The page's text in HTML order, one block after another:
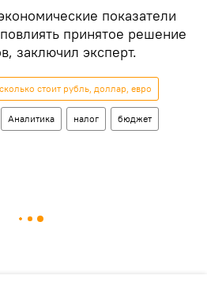
показатели
принятое решение
заключил эксперт.
стоит рубль, доллар, евро
Аналитика налог бюджет